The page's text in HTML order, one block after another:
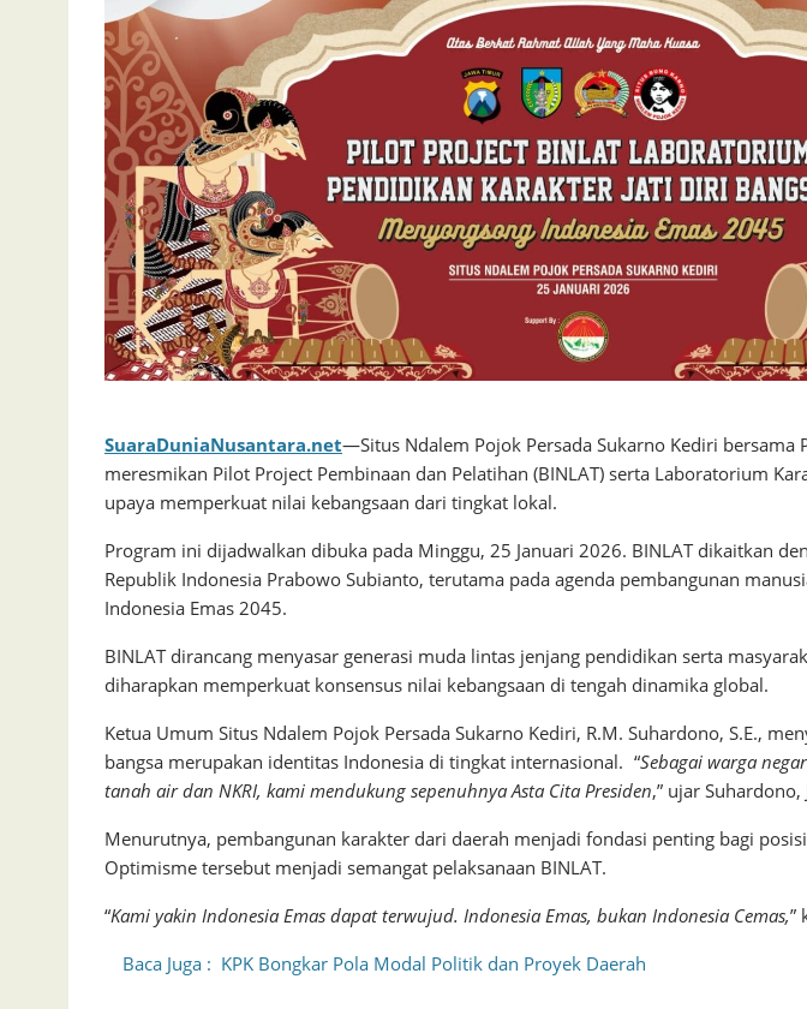
SuaraDuniaNusantara.net—Situs Ndalem Pojok Persada Sukarno Kediri bersama
meresmikan Pilot Project Pembinaan dan Pelatihan (BINLAT) serta Laboratorium
upaya memperkuat nilai kebangsaan dari tingkat lokal.
Program ini dijadwalkan dibuka pada Minggu, 25 Januari 2026. BINLAT dikaitkan
Republik Indonesia Prabowo Subianto, terutama pada agenda pembangunan
Indonesia Emas 2045.
BINLAT dirancang menyasar generasi muda lintas jenjang pendidikan serta
diharapkan memperkuat konsensus nilai kebangsaan di tengah dinamika global.
Ketua Umum Situs Ndalem Pojok Persada Sukarno Kediri, R.M. Suhardono, S.E.,
bangsa merupakan identitas Indonesia di tingkat internasional. “Sebagai warga
tanah air dan NKRI, kami mendukung sepenuhnya Asta Cita Presiden,” ujar
Menurutnya, pembangunan karakter dari daerah menjadi fondasi penting bagi
Optimisme tersebut menjadi semangat pelaksanaan BINLAT.
“Kami yakin Indonesia Emas dapat terwujud. Indonesia Emas, bukan Indonesia Cemas,”
Baca Juga : KPK Bongkar Pola Modal Politik dan Proyek Daerah